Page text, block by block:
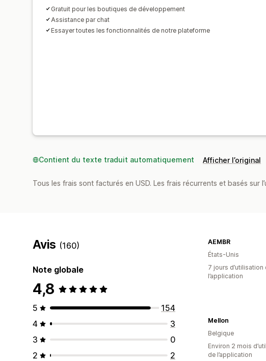
Gratuit pour les boutiques de développement
Assistance par chat
Essayer toutes les fonctionnalités de notre plateforme
Contient du texte traduit automatiquement Afficher l’original
Tous les frais sont facturés en USD. Les frais récurrents et basés sur
Avis (160)
Note globale
4,8
5
154
4
3
3
0
2
2
AEMBR
États-Unis
7 jours d’utilisation
l’application
Mellon
Belgique
Environ 2 mois
de l’application